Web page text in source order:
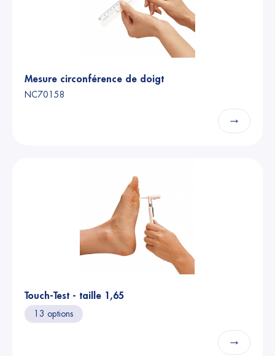
Mesure circonférence de doigt
NC70158
→
Touch-Test - taille 1,65
13 options
→